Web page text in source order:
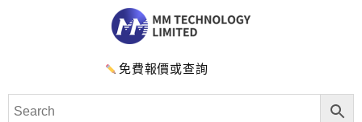
免費報價或查詢